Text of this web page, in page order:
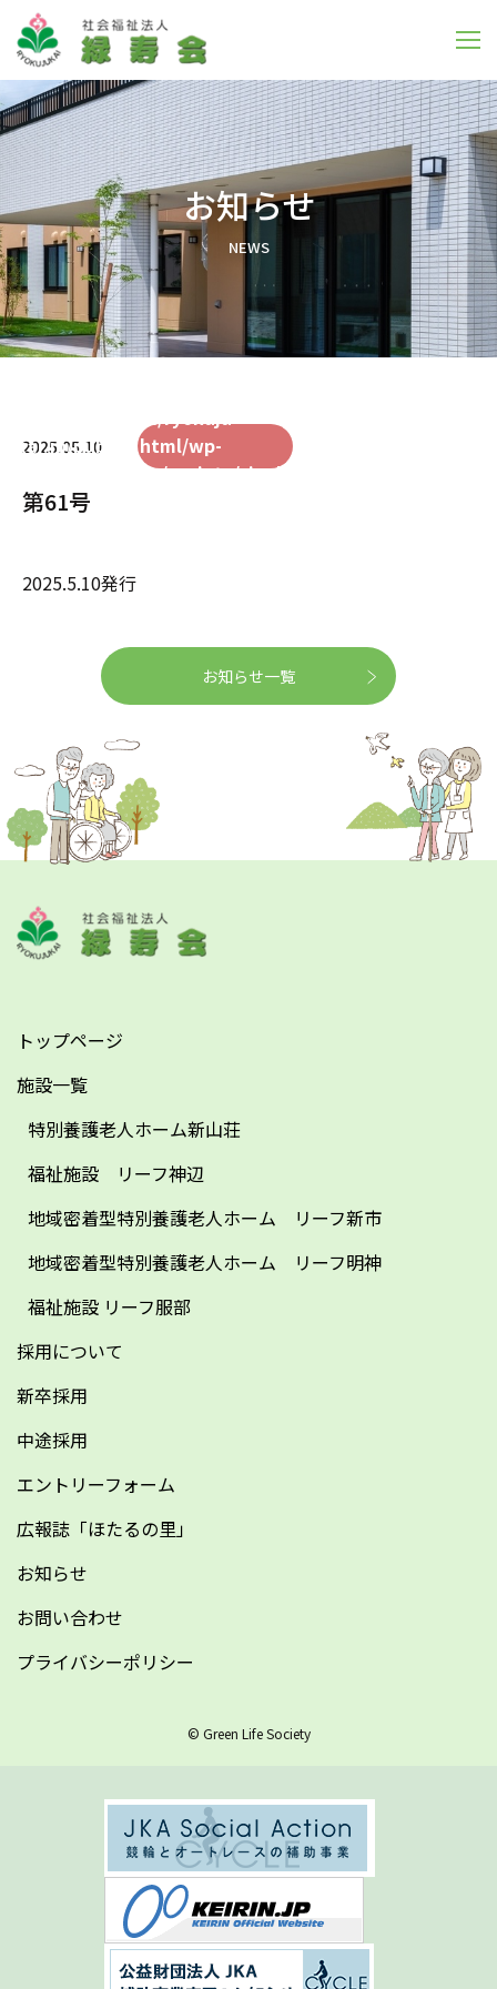
お知らせ
NEWS
2025.05.10
/home/xs712184/ryokuju-
kai.jp/public_html/wp-
content/themes/society/single.php
:
第61号
2025.5.10発行
お知らせ一覧
トップページ
施設一覧
特別養護老人ホーム新山荘
福祉施設 リーフ神辺
地域密着型特別養護老人ホーム リーフ新市
地域密着型特別養護老人ホーム リーフ明神
福祉施設 リーフ服部
採用について
新卒採用
中途採用
エントリーフォーム
広報誌「ほたるの里」
お知らせ
お問い合わせ
プライバシーポリシー
© Green Life Society